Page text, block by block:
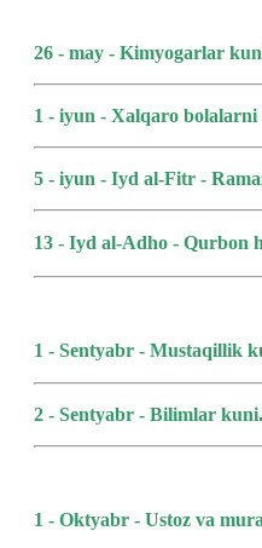
26 - may - Kimyogarlar
1 - iyun - Xalqaro
5 - iyun - Iyd al-Fitr -
13 - Iyd al-Adho - Qurbon
1 - Sentyabr - Mustaqillik
2 - Sentyabr - Bilimlar kuni.
1 - Oktyabr - Ustoz va